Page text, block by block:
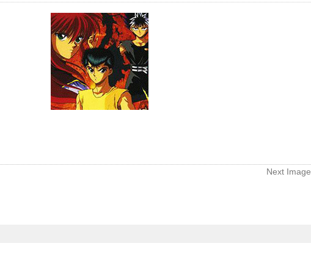
Next Image